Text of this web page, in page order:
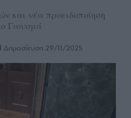
και νέα προειδοποίηση
Γιουσμά
Δημοσίευση 29/11/2025